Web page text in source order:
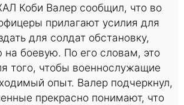
Коби Валер сообщил, что во
прилагают усилия для
для солдат обстановку,
на боевую. По его словам, это
того, чтобы военнослужащие
опыт. Валер подчеркнул,
прекрасно понимают, что